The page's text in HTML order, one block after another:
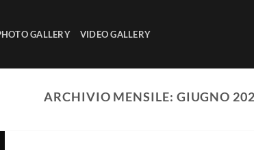
GALLERY VIDEO GALLERY
ARCHIVIO MENSILE: GIUGNO